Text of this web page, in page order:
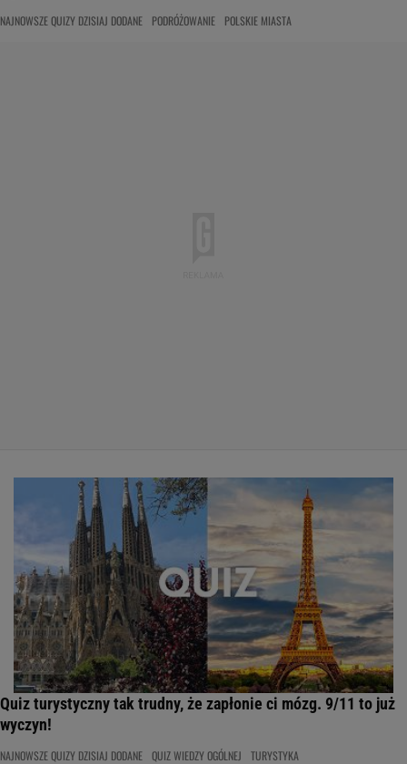
NAJNOWSZE QUIZY DZISIAJ DODANE PODRÓŻOWANIE POLSKIE MIASTA
Quiz turystyczny tak trudny, że zapłonie ci mózg. 9/11 to już
wyczyn!
NAJNOWSZE QUIZY DZISIAJ DODANE QUIZ WIEDZY OGÓLNEJ TURYSTYKA